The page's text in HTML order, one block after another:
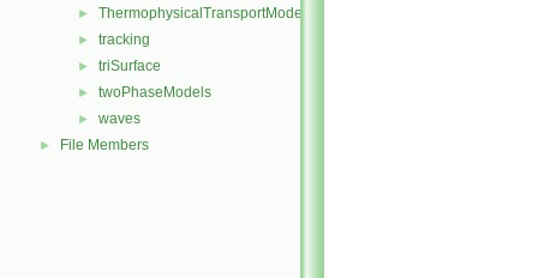
► ThermophysicalTransportModels
► tracking
► triSurface
► twoPhaseModels
► waves
► File Members